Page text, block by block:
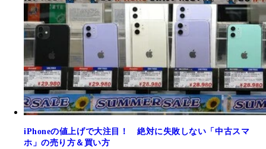
iPhoneの値上げで大注目！ 絶対に失敗しない「中古スマ
ホ」の売り方＆買い方